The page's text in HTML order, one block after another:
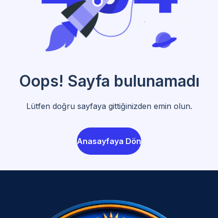
Oops! Sayfa bulunamadı
Lütfen doğru sayfaya gittiğinizden emin olun.
Anasayfaya Dön